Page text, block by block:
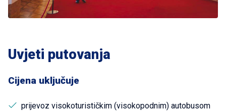
Uvjeti putovanja
Cijena uključuje
prijevoz visokoturističkim (visokopodnim) autobusom